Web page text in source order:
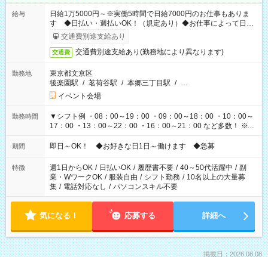
給与
日給1万5000円～※実働5時間で日給7000円のお仕事もありま
す ◆日払い・週払いOK！（規定あり）◆お仕事によって日給
も異なります
交通費別途支給あり
交通費 交通費別途支給あり(勤務地により異なります)
勤務地
東京都文京区
後楽園駅 / 茗荷谷駅 / 本郷三丁目駅 / …
イベント会場
勤務時間
▼シフト例 ・08：00～19：00 ・09：00～18：00 ・10：00～
17：00 ・13：00～22：00 ・16：00～21：00 など多数！ ※お
仕事により勤務時間が異なります
期間 即日～OK！ ◆お好きな日1日～働けます ◆急募
特徴 週1日からOK / 日払いOK / 履歴書不要 / 40～50代活躍中 / 副
業・WワークOK / 服装自由 / シフト勤務 / 10名以上の大量募
集 / 電話対応なし / パソコンスキル不要
気になる！ 応募する 詳細へ
掲載日：2026.08.08